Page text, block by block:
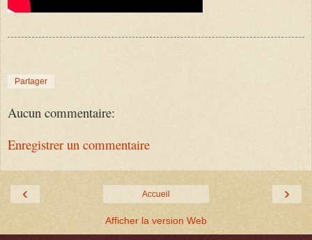
Partager
Aucun commentaire:
Enregistrer un commentaire
‹ ›
Accueil
Afficher la version Web